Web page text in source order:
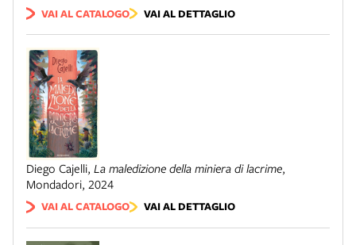
VAI AL CATALOGO VAI AL DETTAGLIO
Diego Cajelli, La maledizione della miniera di lacrime,
Mondadori, 2024
VAI AL CATALOGO VAI AL DETTAGLIO